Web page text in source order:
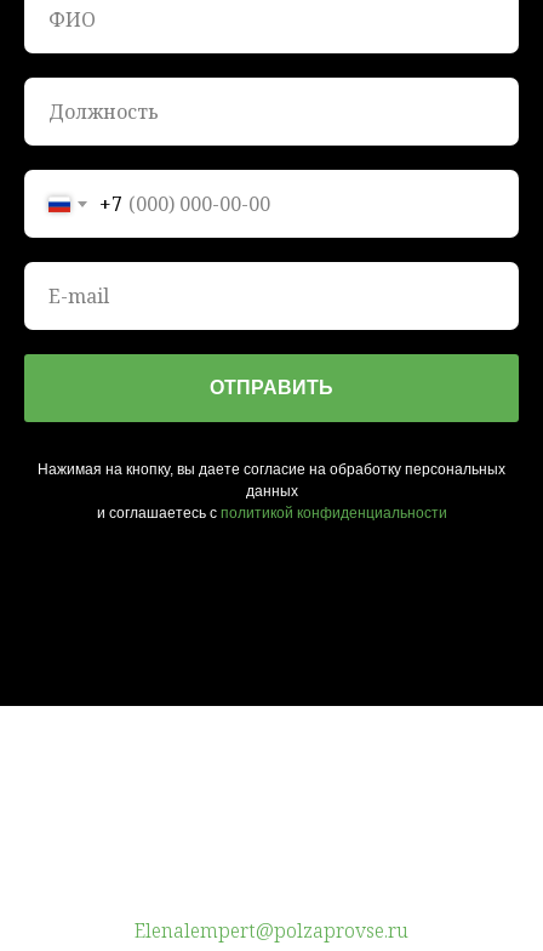
+7
ОТПРАВИТЬ
Нажимая на кнопку, вы даете согласие на обработку персональных
данных
и соглашаетесь c политикой конфиденциальности
Elenalempert@polzaprovse.ru